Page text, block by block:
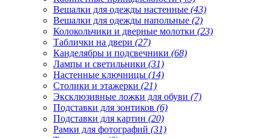
Вешалки для одежды настенные (43)
Вешалки для одежды напольные (2)
Колокольчики и дверные молотки (23)
Таблички на двери (27)
Канделябры и подсвечники (68)
Лампы и светильники (31)
Настенные ключницы (14)
Столики и этажерки (21)
Эксклюзивные ложки для обуви (7)
Подставки для зонтиков (6)
Подставки для картин (20)
Рамки для фотографий (31)